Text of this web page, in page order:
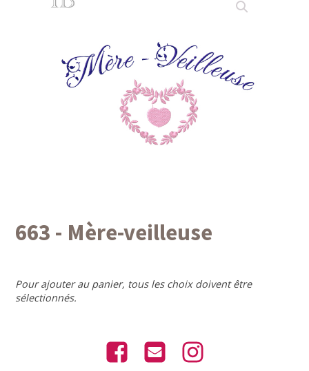
663 - Mère-veilleuse
Pour ajouter au panier, tous les choix doivent être
sélectionnés.